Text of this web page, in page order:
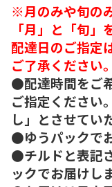
※月のみや旬の
「月」と「旬」
配達日のご指定
ご了承ください。
●配達時間をご
ご指定ください
し」とさせてい
●ゆうパックで
●チルドと表記
ックでお届けし